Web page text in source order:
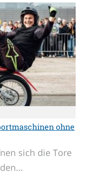
ohne
sich die Tore